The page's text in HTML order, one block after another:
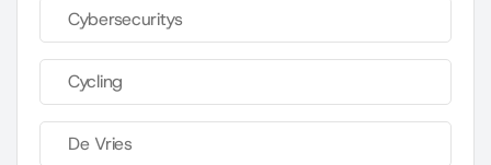
Cybersecuritys
Cycling
De Vries